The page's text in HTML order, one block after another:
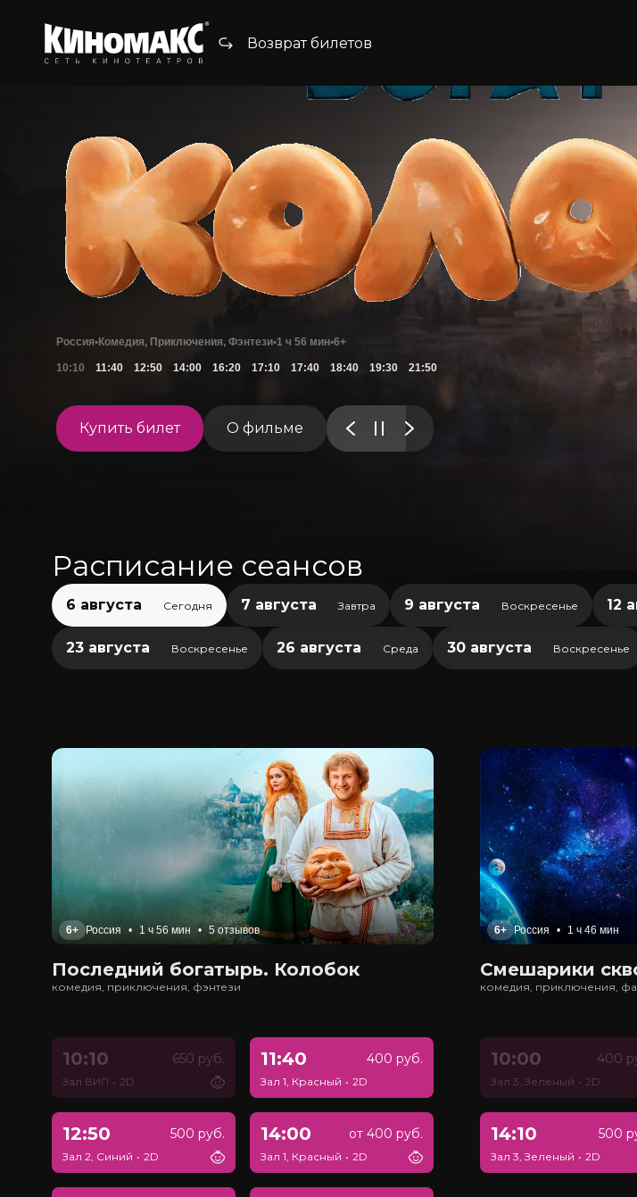
Возврат билетов
Россия•Комедия, Приключения, Фэнтези•1 ч 56 мин•6+
10:10 11:40 12:50 14:00 16:20 17:10 17:40 18:40 19:30 21:50
Купить билет О фильме
Расписание сеансов
6 августа Сегодня 7 августа Завтра 9 августа Воскресенье 12
23 августа Воскресенье 26 августа Среда 30 августа Воскресенье
6+ Россия • 1 ч 56 мин • 5 отзывов
Последний богатырь. Колобок
комедия, приключения, фэнтези
10:10 650 руб.
Зал ВИП • 2D
11:40 400 руб.
Зал 1, Красный • 2D
12:50 500 руб.
Зал 2, Синий • 2D
14:00 от 400 руб.
Зал 1, Красный • 2D
6+ Россия • 1 ч 46 мин
Смешарики
комедия, приключения,
10:00 400
Зал 3, Зеленый • 2D
14:10 500
Зал 3, Зеленый • 2D